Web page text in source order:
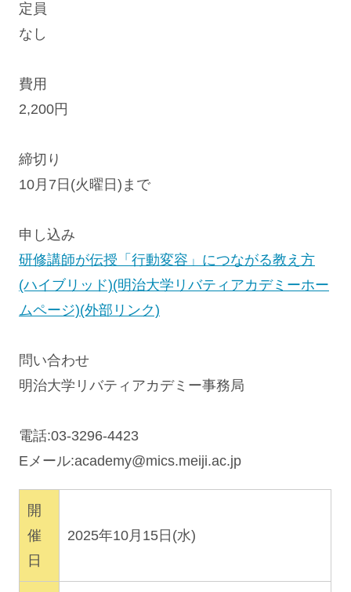
定員
なし
費用
2,200円
締切り
10月7日(火曜日)まで
申し込み
研修講師が伝授「行動変容」につながる教え方
(ハイブリッド)(明治大学リバティアカデミーホー
ムページ)(外部リンク)
問い合わせ
明治大学リバティアカデミー事務局
電話:03-3296-4423
Eメール:academy@mics.meiji.ac.jp
開
催
日
2025年10月15日(水)